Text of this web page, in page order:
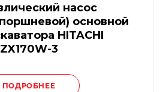
насос
основной
HITACHI
ZX170W-3
ПОДРОБНЕЕ